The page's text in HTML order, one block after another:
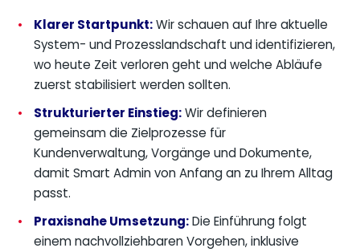
Klarer Startpunkt:Wir schauen auf Ihre aktuelle
System- und Prozesslandschaft und identifizieren,
wo heute Zeit verloren geht und welche Abläufe
zuerst stabilisiert werden sollten.
Strukturierter Einstieg:Wir definieren
gemeinsam die Zielprozesse für
Kundenverwaltung, Vorgänge und Dokumente,
damit Smart Admin von Anfang an zu Ihrem Alltag
passt.
Praxisnahe Umsetzung:Die Einführung folgt
einem nachvollziehbaren Vorgehen, inklusive